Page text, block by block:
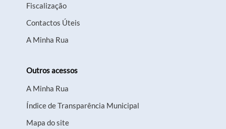
Fiscalização
Contactos Úteis
A Minha Rua
Outros acessos
A Minha Rua
Índice de Transparência Municipal
Mapa do site